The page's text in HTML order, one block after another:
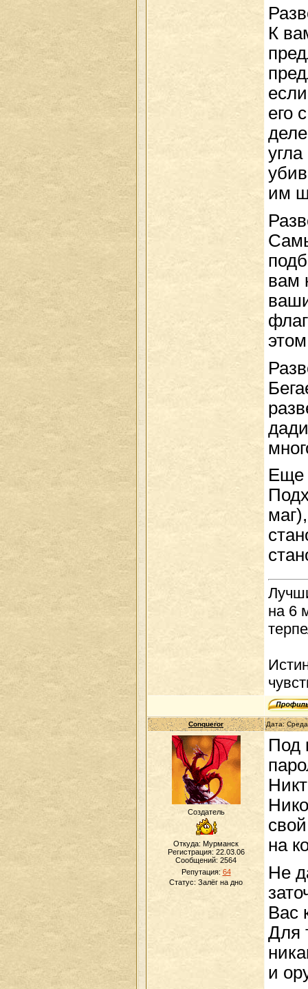
К
его
им
вам
Еще
на 6
Conqueror Дата:
Создатель
Откуда: Мурманск
Регистрация: 22.03.06
Сообщений: 2564
Репутация: 64
Статус: Залёг на дно
Под
на
Не
Вас
Для
и